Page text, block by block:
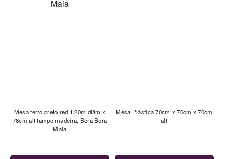
Mesa ferro preto red 1.20m diâm x
78cm alt tampo madeira, Bora Bora
Maia
Mesa Plástica 70cm x 70cm x 70cm
alt